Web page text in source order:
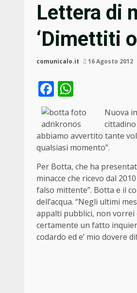
Lettera di
‘Dimettiti
comunicalo.it 16 Agosto 2012
Facebook
Nuova
cittadino
abbiamo avvertito tante
qualsiasi momento”.
Per Botta, che ha
minacce che ricevo dal
falso mittente”. Botta e il
dell’acqua. “Negli ultimi
appalti pubblici, non vorrei
certamente un fatto
codardo ed e’ mio dovere